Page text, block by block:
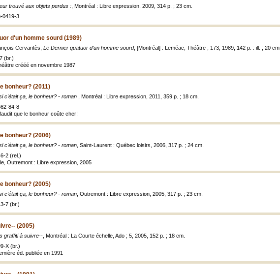
trouvé aux objets perdus : , Montréal : Libre expression, 2009, 314 p. ; 23 cm.
0419-3
d'un homme sourd (1989)
Cervantès, Le Dernier quatuor d'un homme sourd, [Montréal] : Leméac, Théâtre ; 173, 1989, 142 p. : ill. ; 20 cm.
(br.)
crééé en novembre 1987
bonheur? (2011)
c'était ça, le bonheur? - roman
, Montréal : Libre expression, 2011, 359 p. ; 18 cm.
84-8
que le bonheur coûte cher!
bonheur? (2006)
c'était ça, le bonheur? - roman , Saint-Laurent : Québec loisirs, 2006, 317 p. ; 24 cm.
2 (rel.)
Outremont : Libre expression, 2005
bonheur? (2005)
c'était ça, le bonheur? - roman , Outremont : Libre expression, 2005, 317 p. ; 23 cm.
7 (br.)
(2005)
graffiti à suivre-- , Montréal : La Courte échelle, Ado ; 5, 2005, 152 p. ; 18 cm.
X (br.)
éd. publiée en 1991